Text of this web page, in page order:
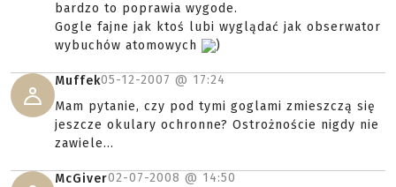
bardzo to poprawia wygode.
Gogle fajne jak ktoś lubi wyglądać jak obserwator
wybuchów atomowych
)
Muffek05-12-2007 @ 17:24
Mam pytanie, czy pod tymi goglami zmieszczą się
jeszcze okulary ochronne? Ostrożnoście nigdy nie
zawiele...
McGiver02-07-2008 @ 14:50